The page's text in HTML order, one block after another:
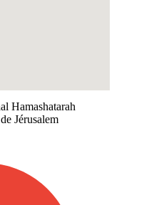
Hamashatarah
Jérusalem